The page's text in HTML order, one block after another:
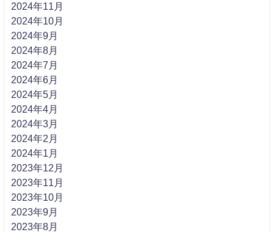
2024年11月
2024年10月
2024年9月
2024年8月
2024年7月
2024年6月
2024年5月
2024年4月
2024年3月
2024年2月
2024年1月
2023年12月
2023年11月
2023年10月
2023年9月
2023年8月